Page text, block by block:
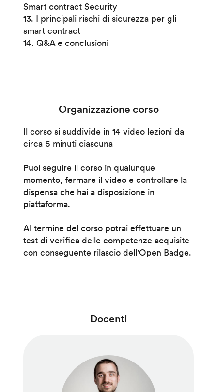
Smart contract Security
13. I principali rischi di sicurezza per gli
smart contract
14. Q&A e conclusioni
Organizzazione corso
Il corso si suddivide in 14 video lezioni da
circa 6 minuti ciascuna
Puoi seguire il corso in qualunque
momento, fermare il video e controllare la
dispensa che hai a disposizione in
piattaforma.
Al termine del corso potrai effettuare un
test di verifica delle competenze acquisite
con conseguente rilascio dell'Open Badge.
Docenti